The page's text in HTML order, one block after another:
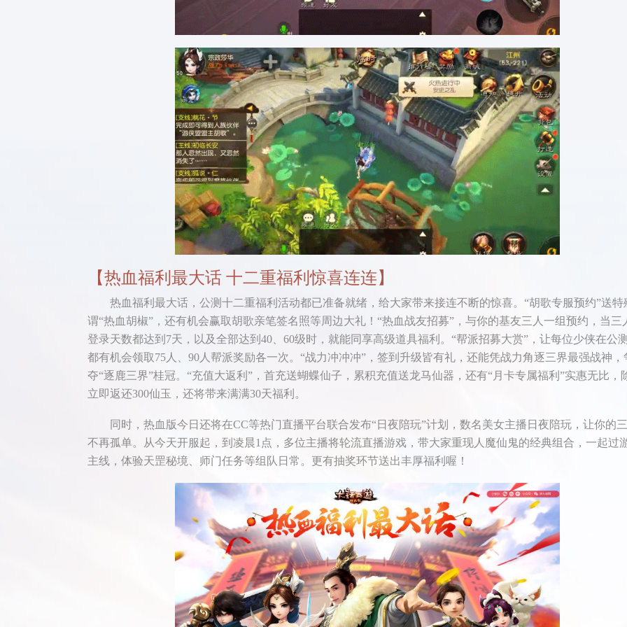
【热血福利最大话 十二重福利惊喜连连】
热血福利最大话，公测十二重福利活动都已准备就绪，给大家带来接连不断的惊喜。“胡歌专服预约”送特
谓“热血胡椒”，还有机会赢取胡歌亲笔签名照等周边大礼！“热血战友招募”，与你的基友三人一组预约，当三
登录天数都达到7天，以及全部达到40、60级时，就能同享高级道具福利。“帮派招募大赏”，让每位少侠在公
都有机会领取75人、90人帮派奖励各一次。“战力冲冲冲”，签到升级皆有礼，还能凭战力角逐三界最强战神，
夺“逐鹿三界”桂冠。“充值大返利”，首充送蝴蝶仙子，累积充值送龙马仙器，还有“月卡专属福利”实惠无比，
立即返还300仙玉，还将带来满满30天福利。
同时，热血版今日还将在CC等热门直播平台联合发布“日夜陪玩”计划，数名美女主播日夜陪玩，让你的
不再孤单。从今天开服起，到凌晨1点，多位主播将轮流直播游戏，带大家重现人魔仙鬼的经典组合，一起过
主线，体验天罡秘境、师门任务等组队日常。更有抽奖环节送出丰厚福利喔！